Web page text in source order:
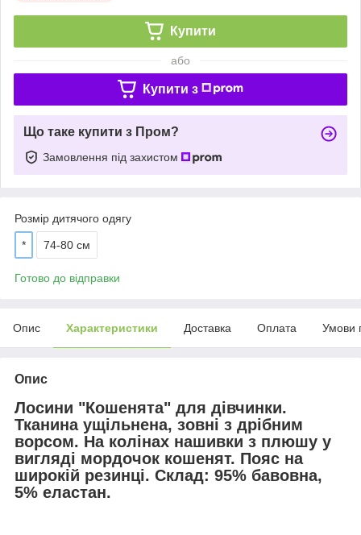
Купити
або
Купити з
Що таке купити з Пром?
Замовлення під захистом
Розмір дитячого одягу
* 74-80 см
Готово до відправки
Опис Характеристики Доставка Оплата Умови
Опис
Лосини "Кошенята" для дівчинки.
Тканина ущільнена, зовні з дрібним
ворсом. На колінах нашивки з плюшу у
вигляді мордочок кошенят. Пояс на
широкій резинці. Склад: 95% бавовна,
5% еластан.